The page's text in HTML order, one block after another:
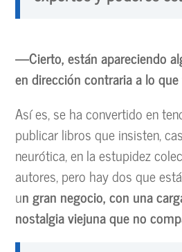
—Cierto, están apareciendo
en dirección contraria a lo
Así es, se ha convertido en
publicar libros que insisten,
neurótica, en la estupidez
autores, pero hay dos que
un gran negocio, con una
nostalgia viejuna que no